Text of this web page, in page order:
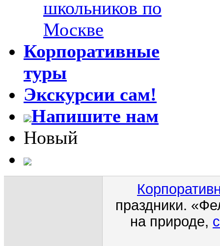
школьников по
Москве
Корпоративные
туры
Экскурсии сам!
Напишите нам
Новый
праздники.
на природе,